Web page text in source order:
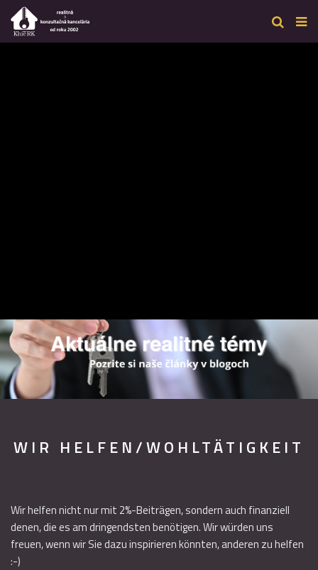
WIR HELFEN/WOHLTÄTIGKEIT
Wir helfen nicht nur mit 2%-Beiträgen, sondern auch finanziell
denen, die es am dringendsten benötigen. Wir würden uns
freuen, wenn wir Sie dazu inspirieren könnten, anderen zu helfen
:-)